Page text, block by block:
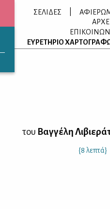
ΣΕΛΙΔΕΣ
ΕΥΡΕΤΗΡΙΟ
του Βαγγέλη
{8 λεπτά}